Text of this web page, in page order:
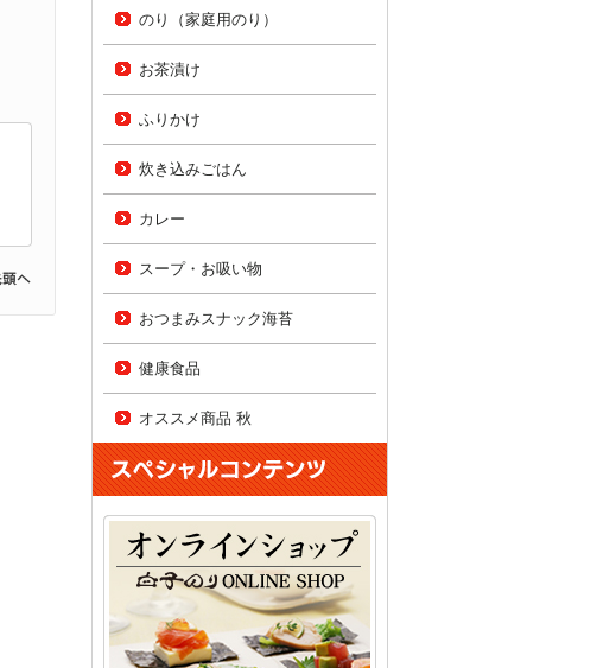
のり（家庭用のり）
お茶漬け
ふりかけ
炊き込みごはん
カレー
スープ・お吸い物
おつまみスナック海苔
健康食品
オススメ商品 秋